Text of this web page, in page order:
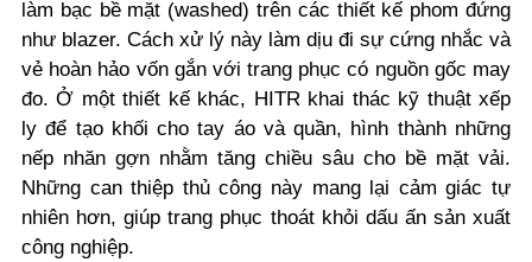
làm bạc bề mặt (washed) trên các thiết kế phom đứng
như blazer. Cách xử lý này làm dịu đi sự cứng nhắc và
vẻ hoàn hảo vốn gắn với trang phục có nguồn gốc may
đo. Ở một thiết kế khác, HITR khai thác kỹ thuật xếp
ly để tạo khối cho tay áo và quần, hình thành những
nếp nhăn gợn nhằm tăng chiều sâu cho bề mặt vải.
Những can thiệp thủ công này mang lại cảm giác tự
nhiên hơn, giúp trang phục thoát khỏi dấu ấn sản xuất
công nghiệp.